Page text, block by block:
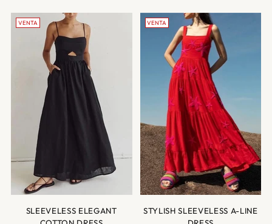
VENTA
SLEEVELESS ELEGANT
VENTA
STYLISH SLEEVELESS A-LINE